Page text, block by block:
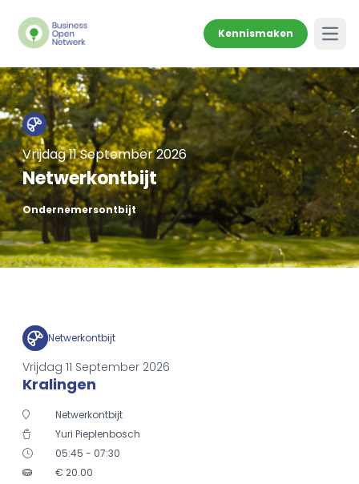
Kennismaken
Vrijdag 11 September 2026
Netwerkontbijt
Ondernemersontbijt
Netwerkontbijt
Vrijdag 11 September 2026
Kralingen
Netwerkontbijt
Yuri Pieplenbosch
05:45 - 07:30
€ 20.00